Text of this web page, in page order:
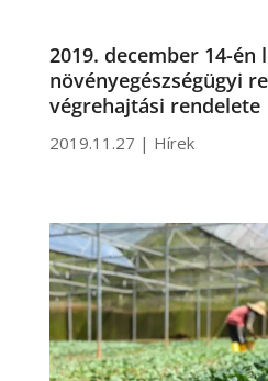
2019. december 14-én
növényegészségügyi
végrehajtási rendelete
2019.11.27 | Hírek